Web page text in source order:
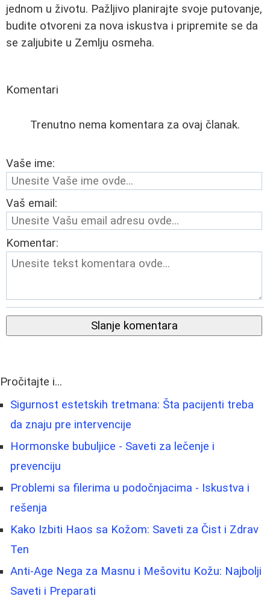
jednom u životu. Pažljivo planirajte svoje putovanje,
budite otvoreni za nova iskustva i pripremite se da
se zaljubite u Zemlju osmeha.
Komentari
Trenutno nema komentara za ovaj članak.
Vaše ime:
Vaš email:
Komentar:
Slanje komentara
Pročitajte i...
Sigurnost estetskih tretmana: Šta pacijenti treba
da znaju pre intervencije
Hormonske bubuljice - Saveti za lečenje i
prevenciju
Problemi sa filerima u podočnjacima - Iskustva i
rešenja
Kako Izbiti Haos sa Kožom: Saveti za Čist i Zdrav
Ten
Anti-Age Nega za Masnu i Mešovitu Kožu: Najbolji
Saveti i Preparati